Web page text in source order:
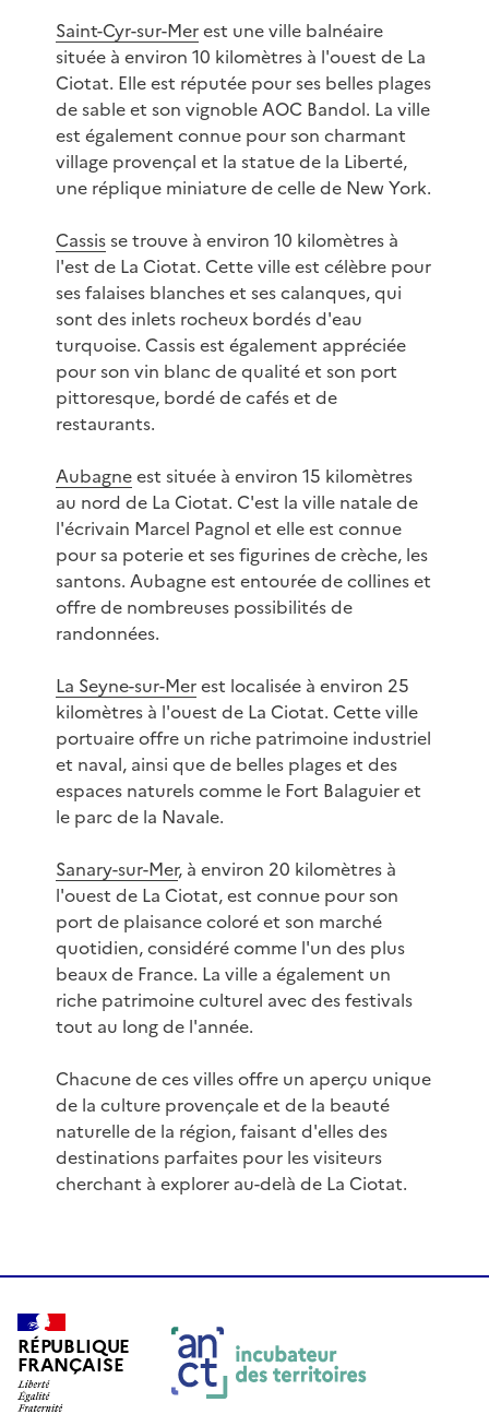
Saint-Cyr-sur-Merest une ville balnéaire
située à environ 10 kilomètres à l'ouest de La
Ciotat. Elle est réputée pour ses belles plages
de sable et son vignoble AOC Bandol. La ville
est également connue pour son charmant
village provençal et la statue de la Liberté,
une réplique miniature de celle de New York.
Cassisse trouve à environ 10 kilomètres à
l'est de La Ciotat. Cette ville est célèbre pour
ses falaises blanches et ses calanques, qui
sont des inlets rocheux bordés d'eau
turquoise. Cassis est également appréciée
pour son vin blanc de qualité et son port
pittoresque, bordé de cafés et de
restaurants.
Aubagneest située à environ 15 kilomètres
au nord de La Ciotat. C'est la ville natale de
l'écrivain Marcel Pagnol et elle est connue
pour sa poterie et ses figurines de crèche, les
santons. Aubagne est entourée de collines et
offre de nombreuses possibilités de
randonnées.
La Seyne-sur-Merest localisée à environ 25
kilomètres à l'ouest de La Ciotat. Cette ville
portuaire offre un riche patrimoine industriel
et naval, ainsi que de belles plages et des
espaces naturels comme le Fort Balaguier et
le parc de la Navale.
Sanary-sur-Mer, à environ 20 kilomètres à
l'ouest de La Ciotat, est connue pour son
port de plaisance coloré et son marché
quotidien, considéré comme l'un des plus
beaux de France. La ville a également un
riche patrimoine culturel avec des festivals
tout au long de l'année.
Chacune de ces villes offre un aperçu unique
de la culture provençale et de la beauté
naturelle de la région, faisant d'elles des
destinations parfaites pour les visiteurs
cherchant à explorer au-delà de La Ciotat.
RÉPUBLIQUE
FRANÇAISE